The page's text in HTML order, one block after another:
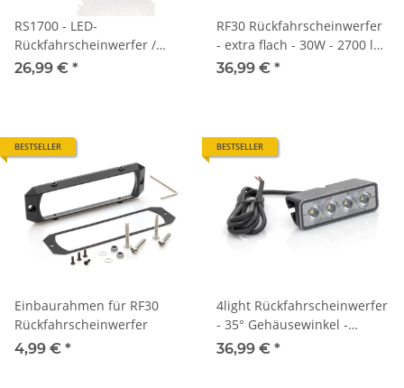
RS1700 - LED-
Rückfahrscheinwerfer /
Arbeitsscheinwerfer -
26,99 € *
RF30 Rückfahrscheinwerfer
- extra flach - 30W - 2700 lm
- 1500mm Kabel
36,99 € *
BESTSELLER
Einbaurahmen für RF30
Rückfahrscheinwerfer
4,99 € *
BESTSELLER
4light Rückfahrscheinwerfer
- 35° Gehäusewinkel -
2200lm - 12V/24V - 1500mm
36,99 € *